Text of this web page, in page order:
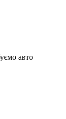
авто